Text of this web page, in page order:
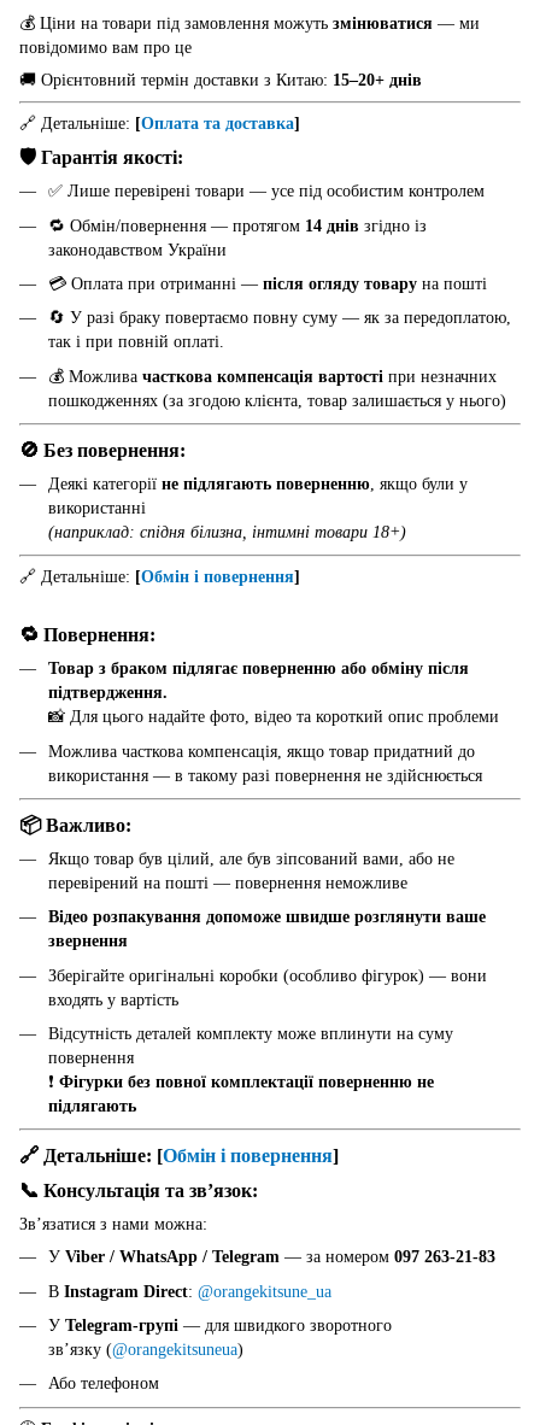
💰 Ціни на товари під замовлення можуть змінюватися — ми
повідомимо вам про це
🚚 Орієнтовний термін доставки з Китаю: 15–20+ днів
🔗 Детальніше: [Оплата та доставка]
🛡️ Гарантія якості:
✅ Лише перевірені товари — усе під особистим контролем
🔁 Обмін/повернення — протягом 14 днів згідно із
законодавством України
💳 Оплата при отриманні — після огляду товару на пошті
🔄 У разі браку повертаємо повну суму — як за передоплатою,
так і при повній оплаті.
💰 Можлива часткова компенсація вартості при незначних
пошкодженнях (за згодою клієнта, товар залишається у нього)
🚫 Без повернення:
Деякі категорії не підлягають поверненню , якщо були у
використанні
(наприклад: спідня білизна, інтимні товари 18+)
🔗 Детальніше: [Обмін і повернення]
🔁 Повернення:
Товар з браком підлягає поверненню або обміну після
підтвердження.
📸 Для цього надайте фото, відео та короткий опис проблеми
Можлива часткова компенсація, якщо товар придатний до
використання — в такому разі повернення не здійснюється
📦 Важливо:
Якщо товар був цілий, але був зіпсований вами, або не
перевірений на пошті — повернення неможливе
Відео розпакування допоможе швидше розглянути ваше
звернення
Зберігайте оригінальні коробки (особливо фігурок) — вони
входять у вартість
Відсутність деталей комплекту може вплинути на суму
повернення
❗ Фігурки без повної комплектації поверненню не
підлягають
🔗 Детальніше: [Обмін і повернення]
📞 Консультація та звʼязок:
Звʼязатися з нами можна:
У Viber / WhatsApp / Telegram — за номером 097 263-21-83
В Instagram Direct: @orangekitsune_ua
У Telegram-групі — для швидкого зворотного
звʼязку (@orangekitsuneua)
Або телефоном